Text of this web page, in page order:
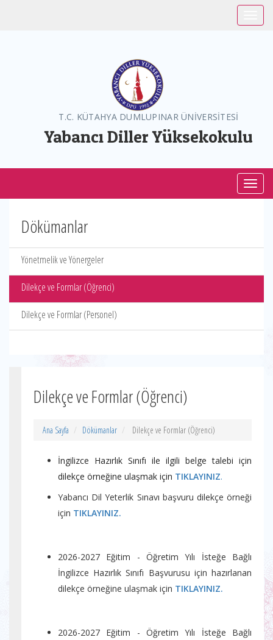
T.C. KÜTAHYA DUMLUPINAR ÜNİVERSİTESİ
Yabancı Diller Yüksekokulu
Dökümanlar
Yönetmelik ve Yönergeler
Dilekçe ve Formlar (Öğrenci)
Dilekçe ve Formlar (Personel)
Dilekçe ve Formlar (Öğrenci)
Ana Sayfa Dökümanlar Dilekçe ve Formlar (Öğrenci)
İngilizce Hazırlık Sınıfı ile ilgili belge talebi için
dilekçe örneğine ulaşmak için TIKLAYINIZ.
Yabancı Dil Yeterlik Sınavı başvuru dilekçe örneği
için TIKLAYINIZ.
2026-2027 Eğitim - Öğretim Yılı İsteğe Bağlı
İngilizce Hazırlık Sınıfı Başvurusu için hazırlanan
dilekçe örneğine ulaşmak için TIKLAYINIZ.
2026-2027 Eğitim - Öğretim Yılı İsteğe Bağlı